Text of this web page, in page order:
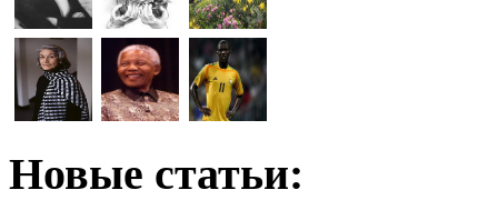
Новые статьи: